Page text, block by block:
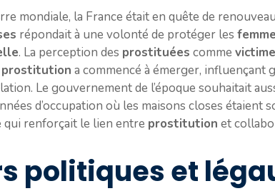
mondiale, la France était en quête de
répondait à une volonté de protéger les
. La perception des prostituées comme
prostitution a commencé à émerger, influençant
Le gouvernement de l’époque souhaitait
d’occupation où les maisons closes étaient
qui renforçait le lien entre prostitution et
politiques et